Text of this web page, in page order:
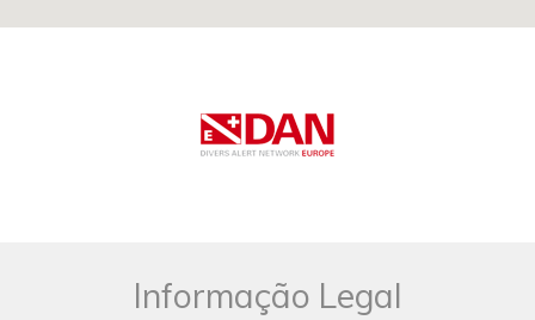
Informação Legal